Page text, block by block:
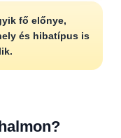
fő előnye,
és hibatípus is